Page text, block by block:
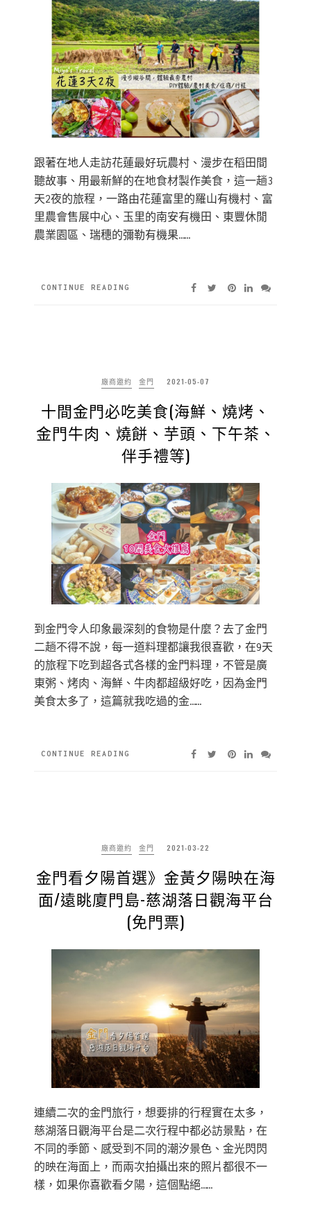
跟著在地人走訪花蓮最好玩農村、漫步在稻田間
聽故事、用最新鮮的在地食材製作美食，這一趟3
天2夜的旅程，一路由花蓮富里的羅山有機村、富
里農會售展中心、玉里的南安有機田、東豐休閒
農業園區、瑞穗的彌勒有機果……
CONTINUE READING
廠商邀約 金門 2021-05-07
十間金門必吃美食(海鮮、燒烤、
金門牛肉、燒餅、芋頭、下午茶、
伴手禮等)
到金門令人印象最深刻的食物是什麼？去了金門
二趟不得不說，每一道料理都讓我很喜歡，在9天
的旅程下吃到超各式各樣的金門料理，不管是廣
東粥、烤肉、海鮮、牛肉都超級好吃，因為金門
美食太多了，這篇就我吃過的金……
CONTINUE READING
廠商邀約 金門 2021-03-22
金門看夕陽首選》金黃夕陽映在海
面/遠眺廈門島-慈湖落日觀海平台
(免門票)
連續二次的金門旅行，想要排的行程實在太多，
慈湖落日觀海平台是二次行程中都必訪景點，在
不同的季節、感受到不同的潮汐景色、金光閃閃
的映在海面上，而兩次拍攝出來的照片都很不一
樣，如果你喜歡看夕陽，這個點絕……